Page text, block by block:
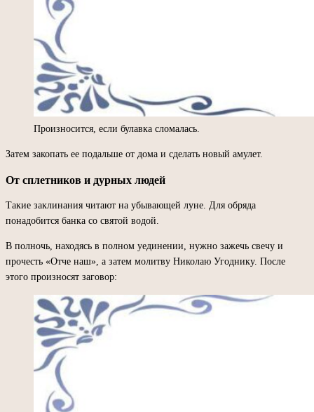
Произносится, если булавка сломалась.
Затем закопать ее подальше от дома и сделать новый амулет.
От сплетников и дурных людей
Такие заклинания читают на убывающей луне. Для обряда
понадобится банка со святой водой.
В полночь, находясь в полном уединении, нужно зажечь свечу и
прочесть «Отче наш», а затем молитву Николаю Угоднику. После
этого произносят заговор: